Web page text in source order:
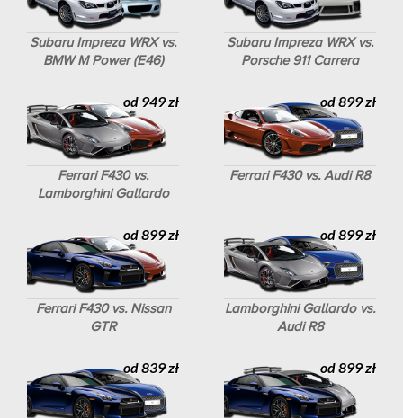
Subaru Impreza WRX vs.
BMW M Power (E46)
Subaru Impreza WRX vs.
Porsche 911 Carrera
Ferrari F430 vs.
Lamborghini Gallardo
od 949 zł
Ferrari F430 vs. Audi R8
od 899 zł
Ferrari F430 vs. Nissan
GTR
od 899 zł
Lamborghini Gallardo vs.
Audi R8
od 899 zł
od 839 zł od 899 zł